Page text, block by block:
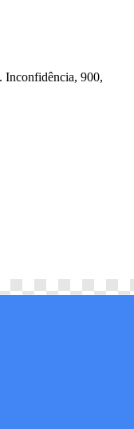
Inconfidência, 900,